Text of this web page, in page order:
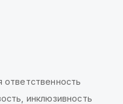
ответственность
инклюзивность